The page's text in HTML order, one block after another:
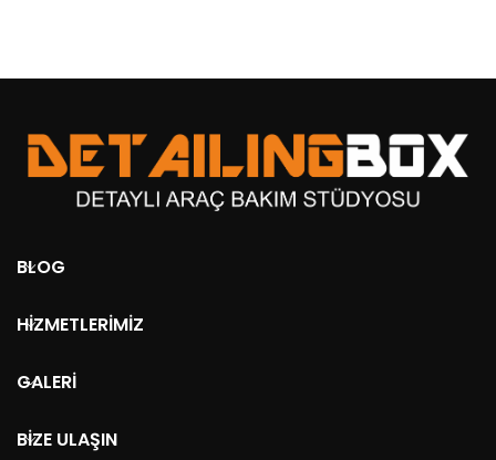
BLOG
HIZMETLERIMIZ
GALERI
BIZE ULAŞIN